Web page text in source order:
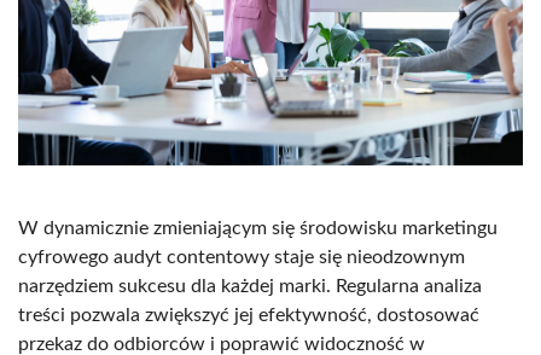
W dynamicznie zmieniającym się środowisku marketingu
cyfrowego audyt contentowy staje się nieodzownym
narzędziem sukcesu dla każdej marki. Regularna analiza
treści pozwala zwiększyć jej efektywność, dostosować
przekaz do odbiorców i poprawić widoczność w